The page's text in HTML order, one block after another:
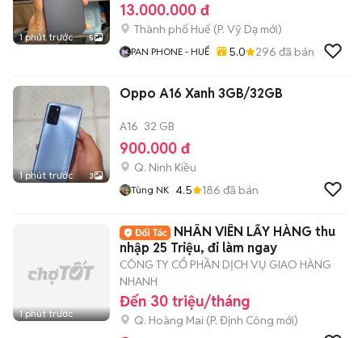
1 phút trước 5
13.000.000 đ
Thành phố Huế (P. Vỹ Dạ mới)
PAN PHONE - HUẾ 5.0 296 đã bán
1 phút trước 3
Oppo A16 Xanh 3GB/32GB
A16 32 GB
900.000 đ
Q. Ninh Kiều
Tùng NK 4.5 186 đã bán
1 phút trước
NHÂN VIÊN LẤY HÀNG thu
nhập 25 Triệu, đi làm ngay
CÔNG TY CỔ PHẦN DỊCH VỤ GIAO HÀNG
NHANH
Đến 30 triệu/tháng
Q. Hoàng Mai (P. Định Công mới)